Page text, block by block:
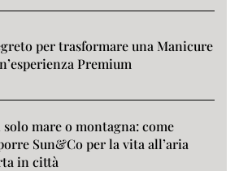
per trasformare una Manicure
Premium
solo mare o montagna: come
Sun&Co per la vita all’aria
in città